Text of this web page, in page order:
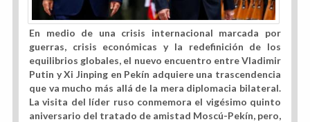
En medio de una crisis internacional marcada por
guerras, crisis económicas y la redefinición de los
equilibrios globales, el nuevo encuentro entre Vladimir
Putin y Xi Jinping en Pekín adquiere una trascendencia
que va mucho más allá de la mera diplomacia bilateral.
La visita del líder ruso conmemora el vigésimo quinto
aniversario del tratado de amistad Moscú-Pekín, pero,